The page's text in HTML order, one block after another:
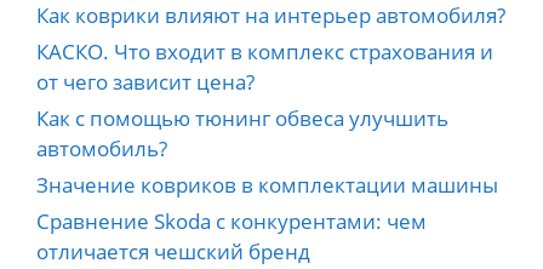
Как коврики влияют на интерьер автомобиля?
КАСКО. Что входит в комплекс страхования и
от чего зависит цена?
Как с помощью тюнинг обвеса улучшить
автомобиль?
Значение ковриков в комплектации машины
Сравнение Skoda с конкурентами: чем
отличается чешский бренд